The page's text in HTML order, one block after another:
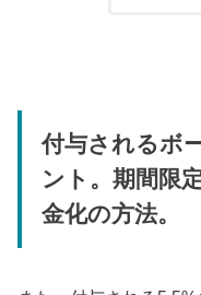
付与されるボ
ント。期間限
金化の方法。